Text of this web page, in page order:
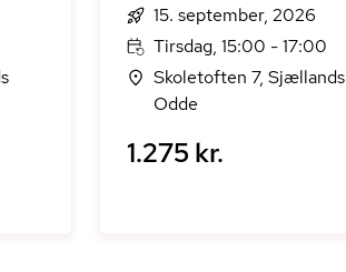
15. september, 2026
Tirsdag, 15:00 - 17:00
Skoletoften 7, Sjællands
Odde
1.275 kr.